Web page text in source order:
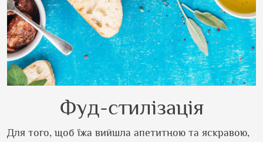
Фуд-стилізація
Для того, щоб їжа вийшла апетитною та яскравою,